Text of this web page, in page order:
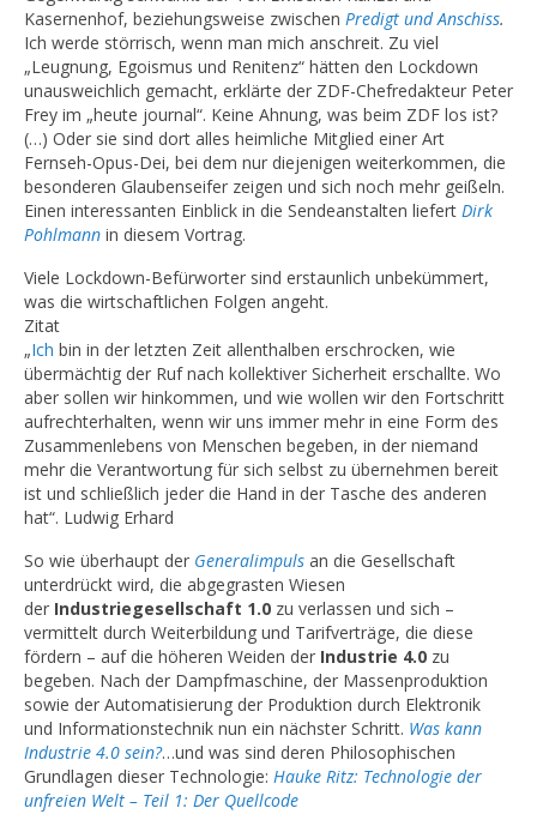
Kasernenhof, beziehungsweise zwischen Predigt und Anschiss.
Ich werde störrisch, wenn man mich anschreit. Zu viel
„Leugnung, Egoismus und Renitenz“ hätten den Lockdown
unausweichlich gemacht, erklärte der ZDF-Chefredakteur Peter
Frey im „heute journal“. Keine Ahnung, was beim ZDF los ist?
(…) Oder sie sind dort alles heimliche Mitglied einer Art
Fernseh-Opus-Dei, bei dem nur diejenigen weiterkommen, die
besonderen Glaubenseifer zeigen und sich noch mehr geißeln.
Einen interessanten Einblick in die Sendeanstalten liefert Dirk
Pohlmann in diesem Vortrag.
Viele Lockdown-Befürworter sind erstaunlich unbekümmert,
was die wirtschaftlichen Folgen angeht.
Zitat
„Ich bin in der letzten Zeit allenthalben erschrocken, wie
übermächtig der Ruf nach kollektiver Sicherheit erschallte. Wo
aber sollen wir hinkommen, und wie wollen wir den Fortschritt
aufrechterhalten, wenn wir uns immer mehr in eine Form des
Zusammenlebens von Menschen begeben, in der niemand
mehr die Verantwortung für sich selbst zu übernehmen bereit
ist und schließlich jeder die Hand in der Tasche des anderen
hat“. Ludwig Erhard
So wie überhaupt der Generalimpuls an die Gesellschaft
unterdrückt wird, die abgegrasten Wiesen
der Industriegesellschaft 1.0 zu verlassen und sich –
vermittelt durch Weiterbildung und Tarifverträge, die diese
fördern – auf die höheren Weiden der Industrie 4.0 zu
begeben. Nach der Dampfmaschine, der Massenproduktion
sowie der Automatisierung der Produktion durch Elektronik
und Informationstechnik nun ein nächster Schritt. Was kann
Industrie 4.0 sein?…und was sind deren Philosophischen
Grundlagen dieser Technologie: Hauke Ritz: Technologie der
unfreien Welt – Teil 1: Der Quellcode